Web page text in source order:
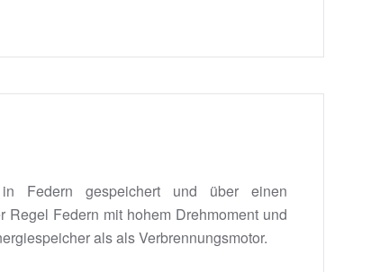
Federn gespeichert und über einen
Federn mit hohem Drehmoment und
als als Verbrennungsmotor.